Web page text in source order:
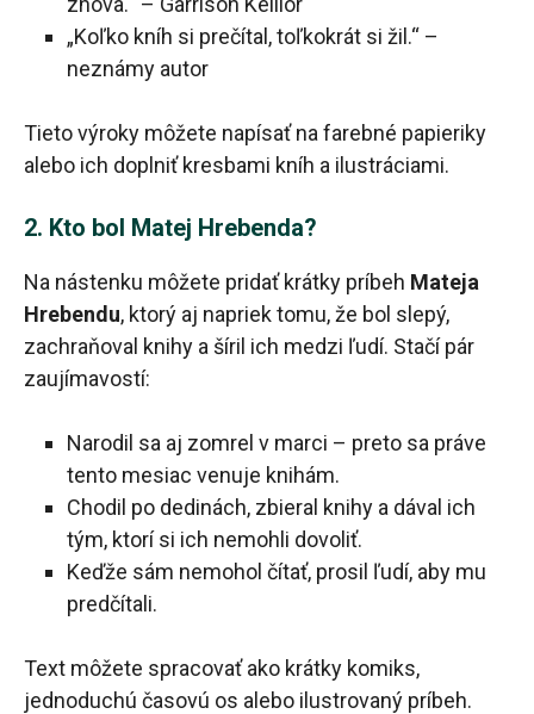
„Koľko kníh si prečítal, toľkokrát si žil.“ –
neznámy autor
Tieto výroky môžete napísať na farebné papieriky
alebo ich doplniť kresbami kníh a ilustráciami.
2. Kto bol Matej Hrebenda?
Na nástenku môžete pridať krátky príbeh Mateja
Hrebendu, ktorý aj napriek tomu, že bol slepý,
zachraňoval knihy a šíril ich medzi ľudí. Stačí pár
zaujímavostí:
Narodil sa aj zomrel v marci – preto sa práve
tento mesiac venuje knihám.
Chodil po dedinách, zbieral knihy a dával ich
tým, ktorí si ich nemohli dovoliť.
Keďže sám nemohol čítať, prosil ľudí, aby mu
predčítali.
Text môžete spracovať ako krátky komiks,
jednoduchú časovú os alebo ilustrovaný príbeh.